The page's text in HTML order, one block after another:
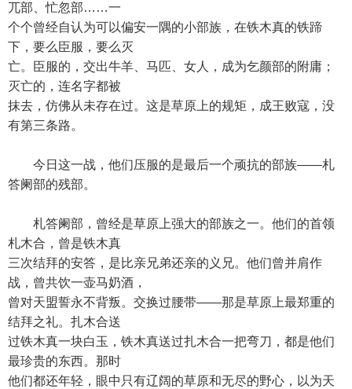
兀部、忙忽部……一
个个曾经自认为可以偏安一隅的小部族，在铁木真的铁蹄
下，要么臣服，要么灭
亡。臣服的，交出牛羊、马匹、女人，成为乞颜部的附庸；
灭亡的，连名字都被
抹去，仿佛从未存在过。这是草原上的规矩，成王败寇，没
有第三条路。
今日这一战，他们压服的是最后一个顽抗的部族——札
答阑部的残部。
札答阑部，曾经是草原上强大的部族之一。他们的首领
札木合，曾是铁木真
三次结拜的安答，是比亲兄弟还亲的义兄。他们曾并肩作
战，曾共饮一壶马奶酒，
曾对天盟誓永不背叛。交换过腰带——那是草原上最郑重的
结拜之礼。扎木合送
过铁木真一块白玉，铁木真送过扎木合一把弯刀，都是他们
最珍贵的东西。那时
他们都还年轻，眼中只有辽阔的草原和无尽的野心，以为天